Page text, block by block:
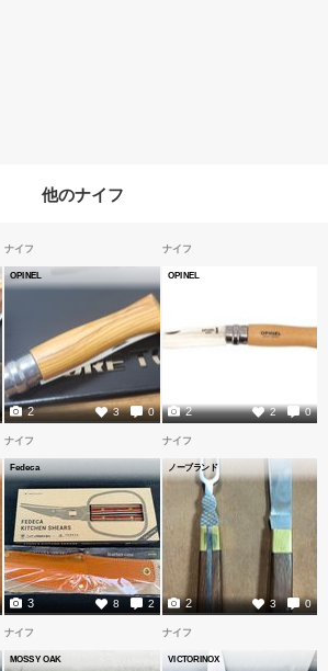
他のナイフ
ナイフ
OPINEL
3 0
2
ナイフ
OPINEL
2 0
2
ナイフ
Fedeca
8 2
3
ナイフ
ノーブランド
3 0
2
ナイフ
MOSSY OAK
ナイフ
VICTORINOX